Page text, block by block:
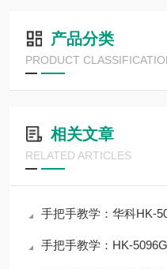
产品分类
PRODUCT
相关文章
RELATED ARTICLES
手把手教学：华科HK-5096 石油产
手把手教学：HK-5096G快速金属